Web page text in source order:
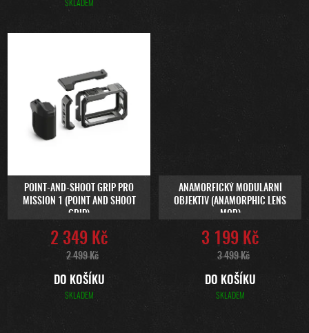
SKLADEM
POINT-AND-SHOOT GRIP PRO
MISSION 1 (POINT AND SHOOT
GRIP)
2 349 Kč
2 499 Kč
DO KOŠÍKU
SKLADEM
ANAMORFICKÝ MODULÁRNÍ
OBJEKTIV (ANAMORPHIC LENS
MOD)
3 199 Kč
3 499 Kč
DO KOŠÍKU
SKLADEM